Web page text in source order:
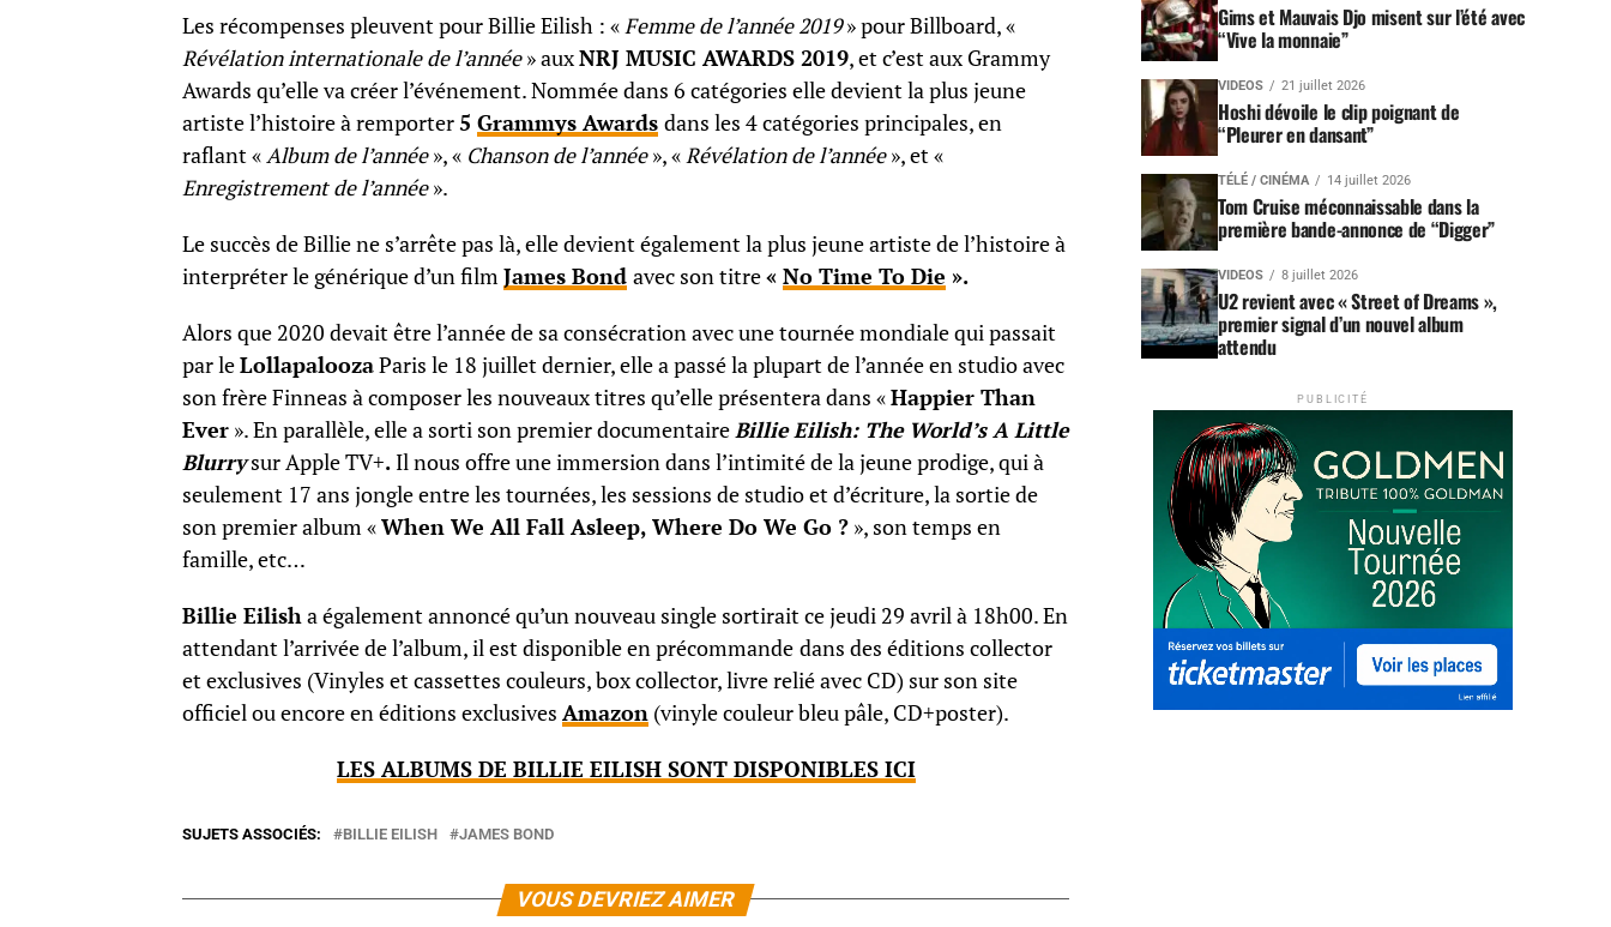
Les récompenses pleuvent pour Billie Eilish : « Femme de l’année 2019» pour Billboard, «
Révélation internationale de l’année» auxNRJ MUSIC AWARDS 2019, et c’est aux Grammy
Awards qu’elle va créer l’événement. Nommée dans 6 catégories elle devient la plus jeune
artiste l’histoire à remporter5 Grammys Awards dans les 4 catégories principales, en
raflant « Album de l’année», « Chanson de l’année», « Révélation de l’année», et «
Enregistrement de l’année».
Le succès de Billie ne s’arrête pas là, elle devient également la plus jeune artiste de l’histoire à
interpréter le générique d’un film James Bond avec son titre« No Time To Die ».
Alors que 2020 devait être l’année de sa consécration avec une tournée mondiale qui passait
par leLollapaloozaParis le 18 juillet dernier, elle a passé la plupart de l’année en studio avec
son frère Finneas à composer les nouveaux titres qu’elle présentera dans «Happier Than
Ever ». En parallèle, elle a sorti son premier documentaire Billie Eilish: The World’s A Little
Blurrysur Apple TV+. Il nous offre une immersion dans l’intimité de la jeune prodige, qui à
seulement 17 ans jongle entre les tournées, les sessions de studio et d’écriture, la sortie de
son premier album «When We All Fall Asleep, Where Do We Go ? », son temps en
famille, etc…
Billie Eilish a également annoncé qu’un nouveau single sortirait ce jeudi 29 avril à 18h00. En
attendant l’arrivée de l’album, il est disponible en précommande dans des éditions collector
et exclusives (Vinyles et cassettes couleurs, box collector, livre relié avec CD) sur son site
officiel ou encore en éditions exclusives Amazon (vinyle couleur bleu pâle, CD+poster).
LES ALBUMS DE BILLIE EILISH SONT DISPONIBLES ICI
SUJETS ASSOCIÉS: BILLIE EILISH JAMES BOND
VOUS DEVRIEZ AIMER
Gims et Mauvais Djo misent sur l’été avec
“Vive la monnaie”
VIDEOS 21 juillet 2026
Hoshi dévoile le clip poignant de
“Pleurer en dansant”
TÉLÉ / CINÉMA 14 juillet 2026
Tom Cruise méconnaissable dans la
première bande-annonce de “Digger”
VIDEOS 8 juillet 2026
U2 revient avec « Street of Dreams »,
premier signal d’un nouvel album
attendu
PUBLICITÉ